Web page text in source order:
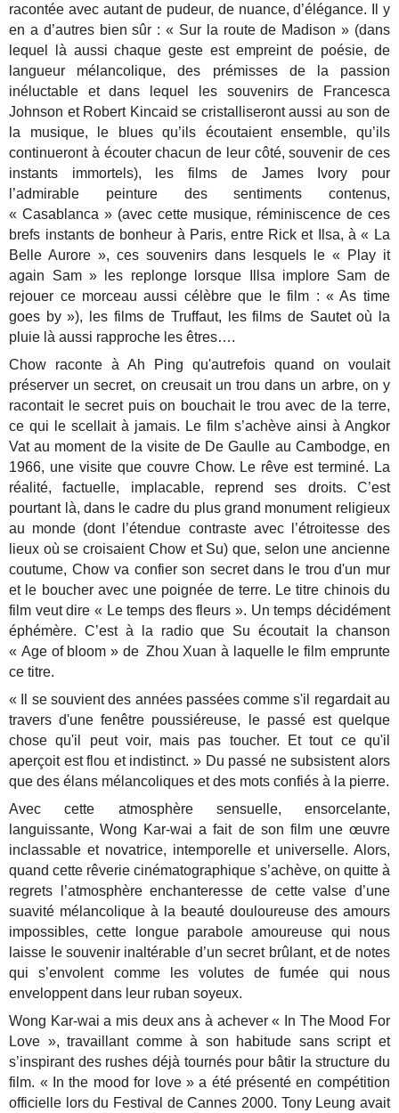
racontée avec autant de pudeur, de nuance, d’élégance. Il y
en a d’autres bien sûr : « Sur la route de Madison » (dans
lequel là aussi chaque geste est empreint de poésie, de
langueur mélancolique, des prémisses de la passion
inéluctable et dans lequel les souvenirs de Francesca
Johnson et Robert Kincaid se cristalliseront aussi au son de
la musique, le blues qu’ils écoutaient ensemble, qu’ils
continueront à écouter chacun de leur côté, souvenir de ces
instants immortels), les films de James Ivory pour
l’admirable peinture des sentiments contenus,
« Casablanca » (avec cette musique, réminiscence de ces
brefs instants de bonheur à Paris, entre Rick et Ilsa, à « La
Belle Aurore », ces souvenirs dans lesquels le « Play it
again Sam » les replonge lorsque Illsa implore Sam de
rejouer ce morceau aussi célèbre que le film : « As time
goes by »), les films de Truffaut, les films de Sautet où la
pluie là aussi rapproche les êtres….
Chow raconte à Ah Ping qu'autrefois quand on voulait
préserver un secret, on creusait un trou dans un arbre, on y
racontait le secret puis on bouchait le trou avec de la terre,
ce qui le scellait à jamais. Le film s’achève ainsi à Angkor
Vat au moment de la visite de De Gaulle au Cambodge, en
1966, une visite que couvre Chow. Le rêve est terminé. La
réalité, factuelle, implacable, reprend ses droits. C’est
pourtant là, dans le cadre du plus grand monument religieux
au monde (dont l’étendue contraste avec l’étroitesse des
lieux où se croisaient Chow et Su) que, selon une ancienne
coutume, Chow va confier son secret dans le trou d'un mur
et le boucher avec une poignée de terre. Le titre chinois du
film veut dire « Le temps des fleurs ». Un temps décidément
éphémère. C’est à la radio que Su écoutait la chanson
« Age of bloom » de Zhou Xuan à laquelle le film emprunte
ce titre.
« Il se souvient des années passées comme s'il regardait au
travers d'une fenêtre poussiéreuse, le passé est quelque
chose qu'il peut voir, mais pas toucher. Et tout ce qu'il
aperçoit est flou et indistinct. » Du passé ne subsistent alors
que des élans mélancoliques et des mots confiés à la pierre.
Avec cette atmosphère sensuelle, ensorcelante,
languissante, Wong Kar-wai a fait de son film une œuvre
inclassable et novatrice, intemporelle et universelle. Alors,
quand cette rêverie cinématographique s’achève, on quitte à
regrets l’atmosphère enchanteresse de cette valse d’une
suavité mélancolique à la beauté douloureuse des amours
impossibles, cette longue parabole amoureuse qui nous
laisse le souvenir inaltérable d’un secret brûlant, et de notes
qui s’envolent comme les volutes de fumée qui nous
enveloppent dans leur ruban soyeux.
Wong Kar-wai a mis deux ans à achever « In The Mood For
Love », travaillant comme à son habitude sans script et
s’inspirant des rushes déjà tournés pour bâtir la structure du
film. « In the mood for love » a été présenté en compétition
officielle lors du Festival de Cannes 2000. Tony Leung avait